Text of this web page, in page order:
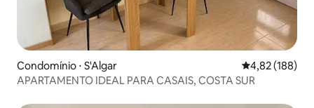
Condomínio ⋅ S'Algar 4,82 de uma
4,82 (188)
APARTAMENTO IDEAL PARA CASAIS, COSTA SUR